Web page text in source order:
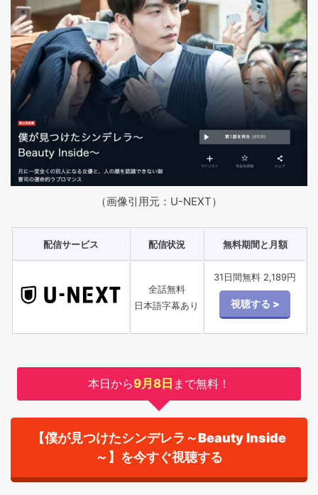
（画像引用元：U-NEXT）
配信サービス 配信状況 無料期間と月額
全話無料
日本語字幕あり
31日間無料 2,189円
本日から9月8日 まで無料！
【僕が見つけたシンデレラ～Beauty Inside
～】を今すぐ視聴する